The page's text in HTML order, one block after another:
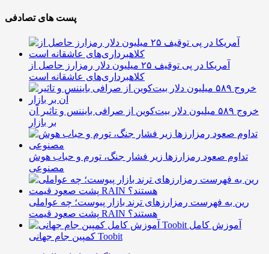
پست های تصادفی
آمریکا در پی توقیف ۲۵ میلیون دلار رمزارز حاصل از
کلاهبرداری‌های عاشقانه است
خروج ۵۸۹ میلیون دلار بیت‌کوین از صرافی بایننس و تاثیر آن
بر بازار
تداوم صعود رمزارزها زیر فشار جنگ، تورم و حباب هوش
مصنوعی
رین به فهرست رمزارزهای ترند بازار پیوست؛ چه عواملی
پشت صعود قیمت RAIN هستند؟
آموزش کامل
کمپین جام جهانی Toobit